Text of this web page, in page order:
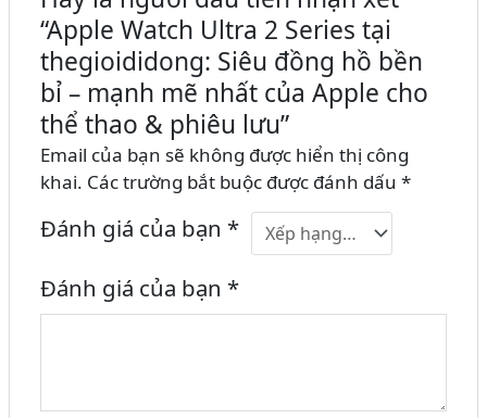
“Apple Watch Ultra 2 Series tại
thegioididong: Siêu đồng hồ bền
bỉ – mạnh mẽ nhất của Apple cho
thể thao & phiêu lưu”
Email của bạn sẽ không được hiển thị công
khai. Các trường bắt buộc được đánh dấu*
Đánh giá của bạn *
Đánh giá của bạn *